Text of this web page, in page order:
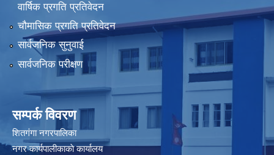
वार्षिक प्रगति प्रतिवेदन
चौमासिक प्रगति प्रतिवेदन
सार्वजनिक सुनुवाई
सार्वजनिक परीक्षण
सम्पर्क विवरण
शितगंगा नगरपालिका
नगर कार्यपालीकाकाे कार्यालय